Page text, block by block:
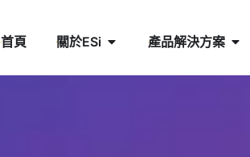
首頁 關於ESi 產品解決方案